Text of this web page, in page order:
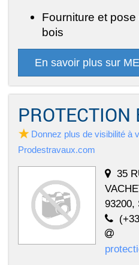
Fourniture et
bois
En savoir plus sur
PROTECTION
Donnez plus de visibilité à
Prodestravaux.com
35
93200,